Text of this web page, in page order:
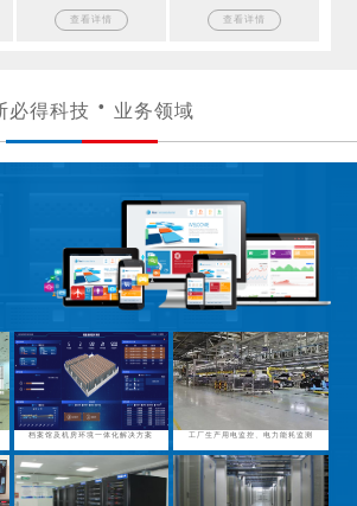
查看详情 查看详情
必得科技 业务领域
档案馆及机房环境一体化解决方案 工厂生产用电监控、电力能耗监测